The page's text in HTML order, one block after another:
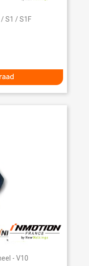
S1 / S1F
- V10